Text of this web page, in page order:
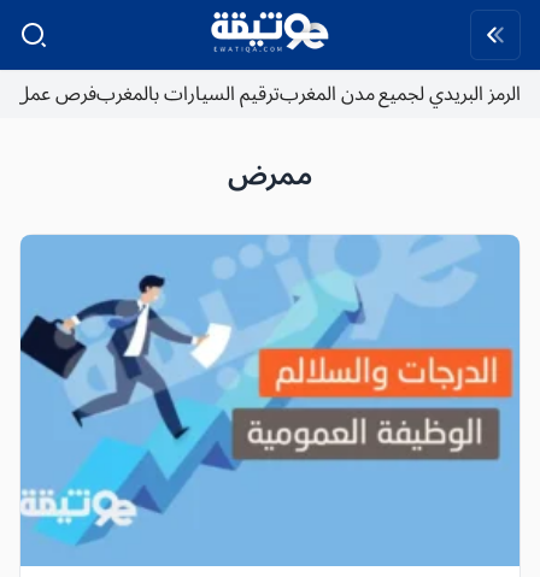
الرمز البريدي لجميع مدن المغربترقيم السيارات بالمغربفرص عمل
ممرض